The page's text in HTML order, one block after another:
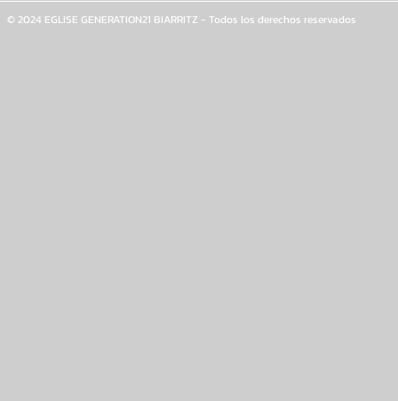
© 2024 EGLISE GENERATION21 BIARRITZ - Todos los derechos reservados